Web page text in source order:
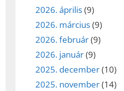
2026. április(9)
2026. március(9)
2026. február(9)
2026. január(9)
2025. december(10)
2025. november(14)